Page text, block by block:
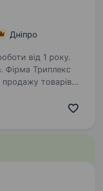
Дніпро
від 1 року.
товарів
YEDNIST' GROUP.